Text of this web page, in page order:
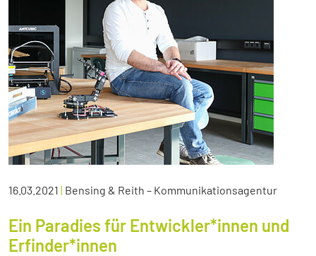
16.03.2021 | Bensing & Reith – Kommunikationsagentur
Ein Paradies für Entwickler*innen und
Erfinder*innen